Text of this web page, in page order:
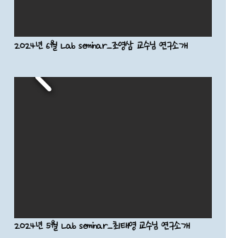
2024년 6월 Lab seminar_조영삼 교수님 연구소개
2024년 5월 Lab seminar_최태영 교수님 연구소개